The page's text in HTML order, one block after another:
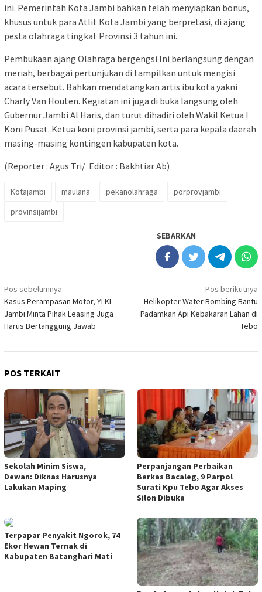
ini. Pemerintah Kota Jambi bahkan telah menyiapkan bonus,
khusus untuk para Atlit Kota Jambi yang berpretasi, di ajang
pesta olahraga tingkat Provinsi 3 tahun ini.
Pembukaan ajang Olahraga bergengsi Ini berlangsung dengan
meriah, berbagai pertunjukan di tampilkan untuk mengisi
acara tersebut. Bahkan mendatangkan artis ibu kota yakni
Charly Van Houten. Kegiatan ini juga di buka langsung oleh
Gubernur Jambi Al Haris, dan turut dihadiri oleh Wakil Ketua I
Koni Pusat. Ketua koni provinsi jambi, serta para kepala daerah
masing-masing kontingen kabupaten kota.
(Reporter : Agus Tri/ Editor : Bakhtiar Ab)
Kotajambi maulana pekanolahraga
porprovjambi
provinsijambi
SEBARKAN
Navigasi
pos
Pos sebelumnya
Kasus Perampasan Motor, YLKI
Jambi Minta Pihak Leasing Juga
Harus Bertanggung Jawab
Pos berikutnya
Helikopter Water Bombing Bantu
Padamkan Api Kebakaran Lahan di
Tebo
POS TERKAIT
Sekolah Minim Siswa,
Dewan: Diknas Harusnya
Lakukan Maping
Perpanjangan Perbaikan
Berkas Bacaleg, 9 Parpol
Surati Kpu Tebo Agar Akses
Silon Dibuka
Terpapar Penyakit Ngorok, 74
Ekor Hewan Ternak di
Kabupaten Batanghari Mati